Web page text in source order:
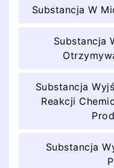
Substancja W
Substancja
Substancja
Reakcji
Substancja